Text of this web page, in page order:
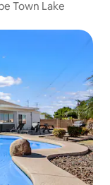
Town Lake